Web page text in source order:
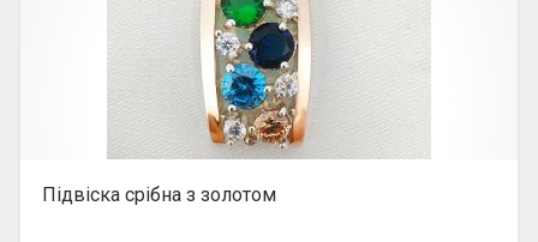
Підвіска срібна з золотом